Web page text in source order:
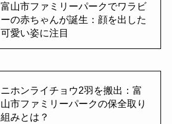
富山市ファミリーパークでワラビ
ーの赤ちゃんが誕生：顔を出した
可愛い姿に注目
ニホンライチョウ2羽を搬出：富
山市ファミリーパークの保全取り
組みとは？